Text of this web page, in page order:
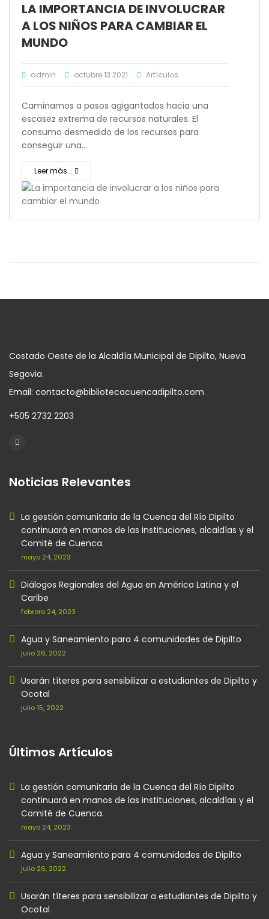
LA IMPORTANCIA DE INVOLUCRAR
A LOS NIÑOS PARA CAMBIAR EL
MUNDO
admin octubre 13 2021 Artículos
Caminamos a pasos agigantados hacia una
escasez extrema de recursos naturales. El
consumo desmedido de los recursos para
conseguir una…
Leer más...
Costado Oeste de la Alcaldía Municipal de Dipilto, Nueva
Segovia.
Email: contacto@bibliotecacuencadipilto.com
+505 2732 2203
Noticias Relevantes
La gestión comunitaria de la Cuenca del Río Dipilto
continuará en manos de las instituciones, alcaldías y el
Comité de Cuenca.
mayo 24, 2023
Diálogos Regionales del Agua en América Latina y el
Caribe
febrero 24, 2023
Agua y Saneamiento para 4 comunidades de Dipilto
julio 26, 2022
Usarán títeres para sensibilizar a estudiantes de Dipilto y
Ocotal
julio 15, 2022
Últimos Artículos
La gestión comunitaria de la Cuenca del Río Dipilto
continuará en manos de las instituciones, alcaldías y el
Comité de Cuenca.
mayo 24, 2023
Agua y Saneamiento para 4 comunidades de Dipilto
julio 26, 2022
Usarán títeres para sensibilizar a estudiantes de Dipilto y
Ocotal